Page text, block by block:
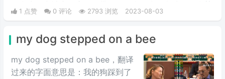
人因经验匮乏轻信某件舆论或做出愚蠢的举动引来的吐
1 点赞 0 评论 2793 浏览 2023-08-03
my dog stepped on a bee
my dog stepped on a bee，翻译
过来的字面意思是：我的狗踩到了